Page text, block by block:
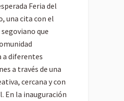
Feria del
una cita con el
que
a diferentes
a través de una
cercana y con
En la inauguración